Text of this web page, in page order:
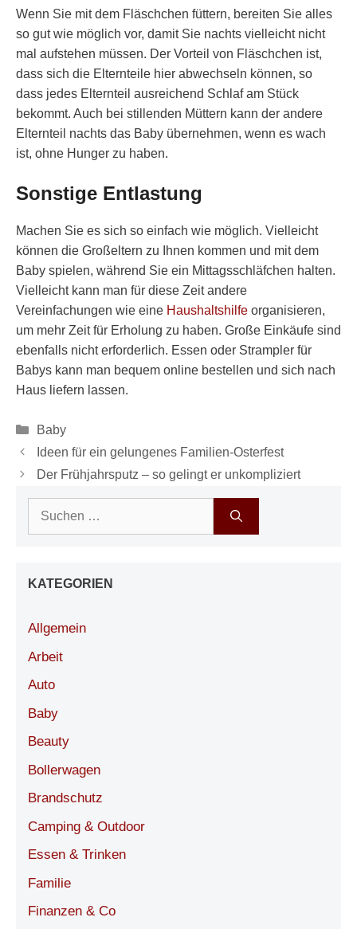
Wenn Sie mit dem Fläschchen füttern, bereiten Sie alles
so gut wie möglich vor, damit Sie nachts vielleicht nicht
mal aufstehen müssen. Der Vorteil von Fläschchen ist,
dass sich die Elternteile hier abwechseln können, so
dass jedes Elternteil ausreichend Schlaf am Stück
bekommt. Auch bei stillenden Müttern kann der andere
Elternteil nachts das Baby übernehmen, wenn es wach
ist, ohne Hunger zu haben.
Sonstige Entlastung
Machen Sie es sich so einfach wie möglich. Vielleicht
können die Großeltern zu Ihnen kommen und mit dem
Baby spielen, während Sie ein Mittagsschläfchen halten.
Vielleicht kann man für diese Zeit andere
Vereinfachungen wie eine Haushaltshilfe organisieren,
um mehr Zeit für Erholung zu haben. Große Einkäufe sind
ebenfalls nicht erforderlich. Essen oder Strampler für
Babys kann man bequem online bestellen und sich nach
Haus liefern lassen.
Kategorien
Baby
Ideen für ein gelungenes Familien-Osterfest
Der Frühjahrsputz – so gelingt er unkompliziert
Suchen
KATEGORIEN
Allgemein
Arbeit
Auto
Baby
Beauty
Bollerwagen
Brandschutz
Camping & Outdoor
Essen & Trinken
Familie
Finanzen & Co